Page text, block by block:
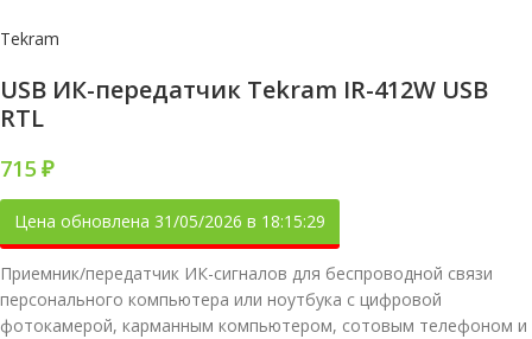
Tekram
USB ИК-передатчик Tekram IR-412W USB
RTL
715₽
Цена обновлена 31/05/2026 в 18:15:29
Приемник/передатчик ИК-сигналов для беспроводной связи
персонального компьютера или ноутбука с цифровой
фотокамерой, карманным компьютером, сотовым телефоном и